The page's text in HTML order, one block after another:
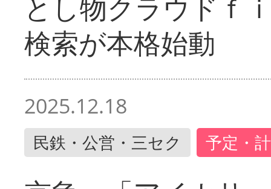
とし物クラウドｆ
検索が本格始動
2025.12.18
民鉄・公営・三セク 予定・